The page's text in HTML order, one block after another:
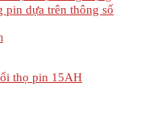
pin dựa trên thông số
thọ pin 15AH